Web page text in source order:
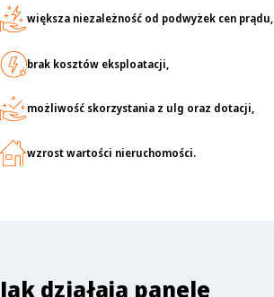
większa niezależność od podwyżek cen prądu,
brak kosztów eksploatacji,
możliwość skorzystania z ulg oraz dotacji,
wzrost wartości nieruchomości.
Jak działają panele